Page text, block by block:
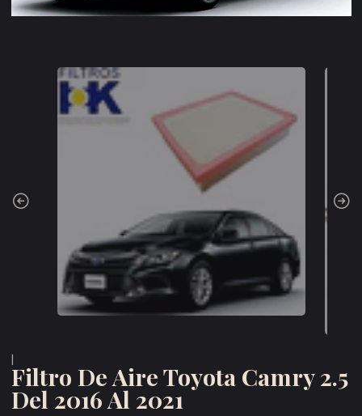
Filtro De Aire Toyota Camry 2.5
Del 2016 Al 2021